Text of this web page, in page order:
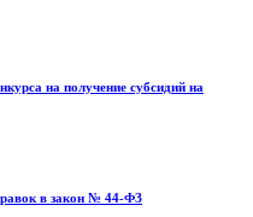
на получение субсидий на
в закон № 44-ФЗ